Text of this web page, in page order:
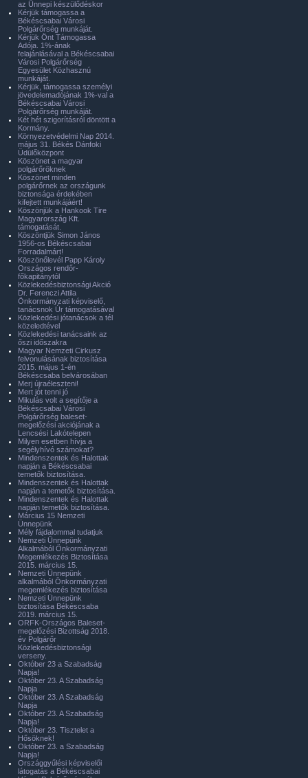
az Ünnepi készülődéskor
Kérjük támogassa a
Békéscsabai Városi
Polgárőrség munkáját.
Kérjük Önt Támogassa
Adója. 1%-ának
felajánlásával a Békéscsabai
Városi Polgárőrség
Egyesület Közhasznú
munkáját.
Kérjük, támogassa személyi
jövedelemadójának 1%-val a
Békéscsabai Városi
Polgárőrség munkáját.
Két hét szigorításról döntött a
Kormány.
Környezetvédelmi Nap 2014.
május 31. Békés Dánfoki
Üdülőközpont
Köszönet a magyar
polgárőröknek
Köszönet minden
polgárőrnek az országunk
biztonsága érdekében
kifejtett munkájáért!
Köszönjük a Hankook Tire
Magyarország Kft.
támogatását.
Köszöntjük Simon János
1956-os Békéscsabai
Forradalmárt!
Köszönőlevél Papp Károly
Országos rendőr-
főkapitánytól
Közlekedésbiztonsági Akció
Dr. Ferenczi Attila
Önkormányzati képviselő,
tanácsnok Úr támogatásával
Közlekedési jótanácsok a tél
közeledtével
Közlekedési tanácsaink az
őszi időszakra
Magyar Nemzeti Cirkusz
felvonulásának biztosítása
2015. május 1-én
Békéscsaba belvárosában
Merj újraéleszteni!
Mert jót tenni jó
Mikulás volt a segítője a
Békéscsabai Városi
Polgárőrség baleset-
megelőzési akciójának a
Lencsési Lakótelepen
Milyen esetben hívja a
segélyhívó számokat?
Mindenszentek és Halottak
napján a Békéscsabai
temetők biztosítása.
Mindenszentek és Halottak
napján a temetők biztosítása.
Mindenszentek és Halottak
napján temetők biztosítása.
Március 15 Nemzeti
Ünnepünk
Mély fájdalommal tudatjuk
Nemzeti Ünnepünk
Alkalmából Önkormányzati
Megemlékezés Biztosítása
2015. március 15.
Nemzeti Ünnepünk
alkalmából Önkormányzati
megemlékezés biztosítása
Nemzeti Ünnepünk
biztosítása Békéscsaba
2019. március 15.
ORFK-Országos Baleset-
megelőzési Bizottság 2018.
év Polgárőr
Közlekedésbiztonsági
verseny.
Október 23 a Szabadság
Napja!
Október 23. A Szabadság
Napja
Október 23. A Szabadság
Napja
Október 23. A Szabadság
Napja!
Október 23. Tisztelet a
Hősöknek!
Október 23. a Szabadság
Napja!
Országgyűlési képviselői
látogatás a Békéscsabai